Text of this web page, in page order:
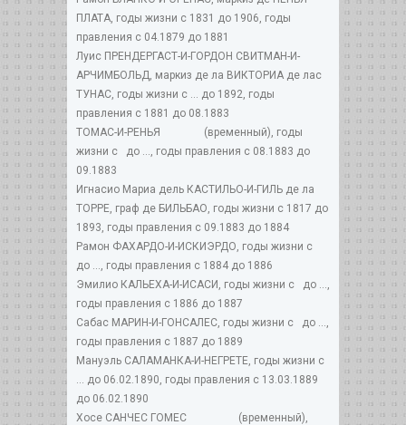
ПЛАТА, годы жизни с 1831 до 1906, годы
правления с 04.1879 до 1881
Луис ПРЕНДЕРГАСТ-И-ГОРДОН СВИТМАН-И-
АРЧИМБОЛЬД, маркиз де ла ВИКТОРИА де лас
ТУНАС, годы жизни с ... до 1892, годы
правления с 1881 до 08.1883
ТОМАС-И-РЕНЬЯ (временный), годы
жизни с до ..., годы правления с 08.1883 до
09.1883
Игнасио Мариа дель КАСТИЛЬО-И-ГИЛЬ де ла
ТОРРЕ, граф де БИЛЬБАО, годы жизни с 1817 до
1893, годы правления с 09.1883 до 1884
Рамон ФАХАРДО-И-ИСКИЭРДО, годы жизни с
до ..., годы правления с 1884 до 1886
Эмилио КАЛЬЕХА-И-ИСАСИ, годы жизни с до ...,
годы правления с 1886 до 1887
Сабас МАРИН-И-ГОНСАЛЕС, годы жизни с до ...,
годы правления с 1887 до 1889
Мануэль САЛАМАНКА-И-НЕГРЕТЕ, годы жизни с
... до 06.02.1890, годы правления с 13.03.1889
до 06.02.1890
Хосе САНЧЕС ГОМЕС (временный),